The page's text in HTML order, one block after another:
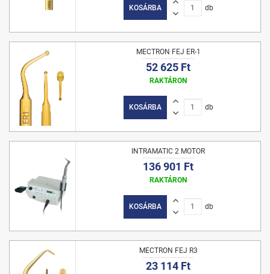
KOSÁRBA db
MECTRON FEJ ER-1
52 625 Ft
RAKTÁRON
KOSÁRBA db
INTRAMATIC 2 MOTOR
136 901 Ft
RAKTÁRON
KOSÁRBA db
MECTRON FEJ R3
23 114 Ft